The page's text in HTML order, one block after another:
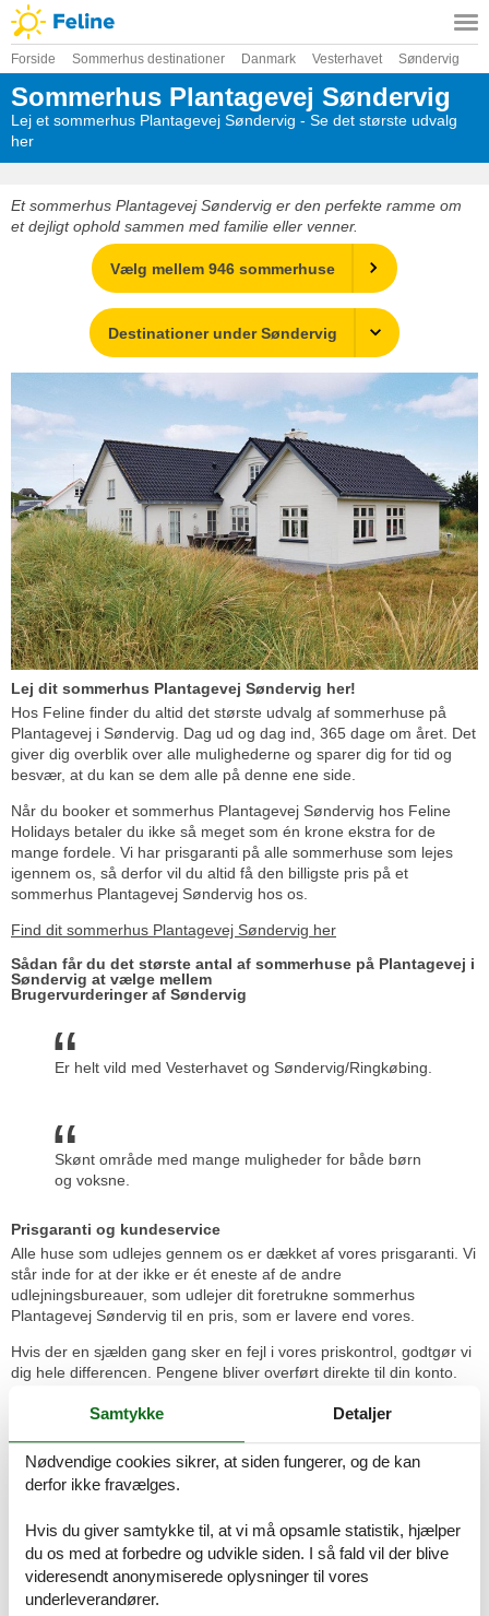
Forside Sommerhus destinationer Danmark Vesterhavet Søndervig
Sommerhus Plantagevej Søndervig
Lej et sommerhus Plantagevej Søndervig - Se det største udvalg
her
Et sommerhus Plantagevej Søndervig er den perfekte ramme om
et dejligt ophold sammen med familie eller venner.
Vælg mellem 946 sommerhuse
Destinationer under Søndervig
Lej dit sommerhus Plantagevej Søndervig her!
Hos Feline finder du altid det største udvalg af sommerhuse på
Plantagevej i Søndervig. Dag ud og dag ind, 365 dage om året. Det
giver dig overblik over alle mulighederne og sparer dig for tid og
besvær, at du kan se dem alle på denne ene side.
Når du booker et sommerhus Plantagevej Søndervig hos Feline
Holidays betaler du ikke så meget som én krone ekstra for de
mange fordele. Vi har prisgaranti på alle sommerhuse som lejes
igennem os, så derfor vil du altid få den billigste pris på et
sommerhus Plantagevej Søndervig hos os.
Find dit sommerhus Plantagevej Søndervig her
Sådan får du det største antal af sommerhuse på Plantagevej i
Søndervig at vælge mellem
Brugervurderinger af Søndervig
Er helt vild med Vesterhavet og Søndervig/Ringkøbing.
Skønt område med mange muligheder for både børn
og voksne.
Prisgaranti og kundeservice
Alle huse som udlejes gennem os er dækket af vores prisgaranti. Vi
står inde for at der ikke er ét eneste af de andre
udlejningsbureauer, som udlejer dit foretrukne sommerhus
Plantagevej Søndervig til en pris, som er lavere end vores.
Hvis der en sjælden gang sker en fejl i vores priskontrol, godtgør vi
dig hele differencen. Pengene bliver overført direkte til din konto.
Hvis du sidder tilbage med spørgsmål eller særlige ønsker i
eller ring på 8724 2251.
Storslået feriesite.
Samtykke Detaljer
Nødvendige cookies sikrer, at siden fungerer, og de kan
derfor ikke fravælges.
Hvis du giver samtykke til, at vi må opsamle statistik, hjælper
du os med at forbedre og udvikle siden. I så fald vil der blive
videresendt anonymiserede oplysninger til vores
underleverandører.